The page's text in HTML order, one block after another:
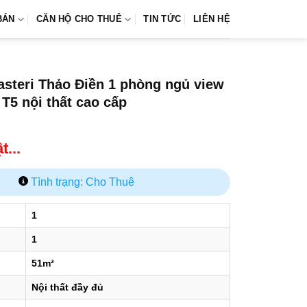
CĂN HỘ CHO THUÊ TIN TỨC LIÊN HỆ
Thảo Điền 1 phòng ngủ view
nội thất cao cấp
Tình trạng: Cho Thuê
1
1
51m²
Nội thất đầy đủ